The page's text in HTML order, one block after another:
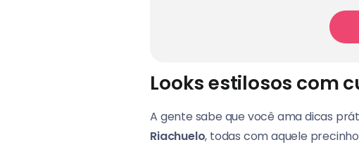
Looks estilosos com
A gente sabe que você ama dicas
Riachuelo, todas com aquele